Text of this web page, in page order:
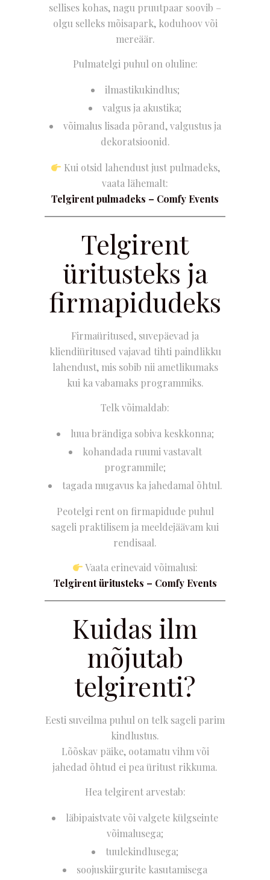
sellises kohas, nagu pruutpaar soovib –
olgu selleks mõisapark, koduhoov või
mereäär.
Pulmatelgi puhul on oluline:
ilmastikukindlus;
valgus ja akustika;
võimalus lisada põrand, valgustus ja
dekoratsioonid.
Kui otsid lahendust just pulmadeks,
vaata lähemalt:
Telgirent pulmadeks – Comfy Events
Telgirent
üritusteks ja
firmapidudeks
Firmaüritused, suvepäevad ja
kliendiüritused vajavad tihti paindlikku
lahendust, mis sobib nii ametlikumaks
kui ka vabamaks programmiks.
Telk võimaldab:
luua brändiga sobiva keskkonna;
kohandada ruumi vastavalt
programmile;
tagada mugavus ka jahedamal õhtul.
Peotelgi rent on firmapidude puhul
sageli praktilisem ja meeldejäävam kui
rendisaal.
Vaata erinevaid võimalusi:
Telgirent üritusteks – Comfy Events
Kuidas ilm
mõjutab
telgirenti?
Eesti suveilma puhul on telk sageli parim
kindlustus.
Lõõskav päike, ootamatu vihm või
jahedad õhtud ei pea üritust rikkuma.
Hea telgirent arvestab:
läbipaistvate või valgete külgseinte
võimalusega;
tuulekindlusega;
soojuskiirgurite kasutamisega